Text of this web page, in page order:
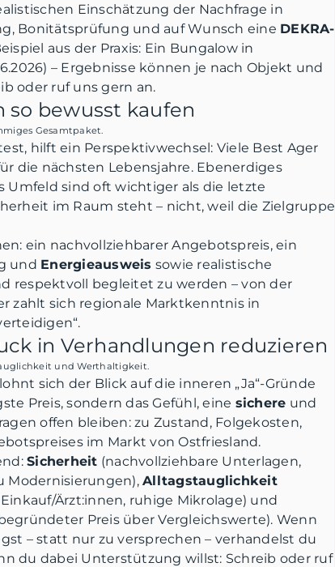
Einschätzung der Nachfrage in
Bonitätsprüfung und auf Wunsch eine DEKRA-
aus der Praxis: Ein Bungalow in
– Ergebnisse können je nach Objekt und
oder ruf uns gern an.
so bewusst kaufen
Gesamtpaket.
hilft ein Perspektivwechsel: Viele Best Ager
die nächsten Lebensjahre. Ebenerdiges
Umfeld sind oft wichtiger als die letzte
im Raum steht – nicht, weil die Zielgruppe
ein nachvollziehbarer Angebotspreis, ein
und Energieausweis sowie realistische
respektvoll begleitet zu werden – von der
zahlt sich regionale Marktkenntnis in
in Verhandlungen reduzieren
und Werthaltigkeit.
sich der Blick auf die inneren „Ja“-Gründe
Preis, sondern das Gefühl, eine sichere und
offen bleiben: zu Zustand, Folgekosten,
im Markt von Ostfriesland.
Sicherheit (nachvollziehbare Unterlagen,
Modernisierungen),Alltagstauglichkeit
Ärzt:innen, ruhige Mikrolage) und
Preis über Vergleichswerte). Wenn
– statt nur zu versprechen – verhandelst du
du dabei Unterstützung willst: Schreib oder ruf